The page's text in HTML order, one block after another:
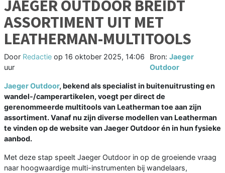
JAEGER OUTDOOR BREIDT
ASSORTIMENT UIT MET
LEATHERMAN-MULTITOOLS
Door Redactie op 16 oktober 2025, 14:06
uur
Bron: Jaeger
Outdoor
Jaeger Outdoor, bekend als specialist in buitenuitrusting en
wandel-/camperartikelen, voegt per direct de
gerenommeerde multitools van Leatherman toe aan zijn
assortiment. Vanaf nu zijn diverse modellen van Leatherman
te vinden op de website van Jaeger Outdoor én in hun fysieke
aanbod.
Met deze stap speelt Jaeger Outdoor in op de groeiende vraag
naar hoogwaardige multi-instrumenten bij wandelaars,